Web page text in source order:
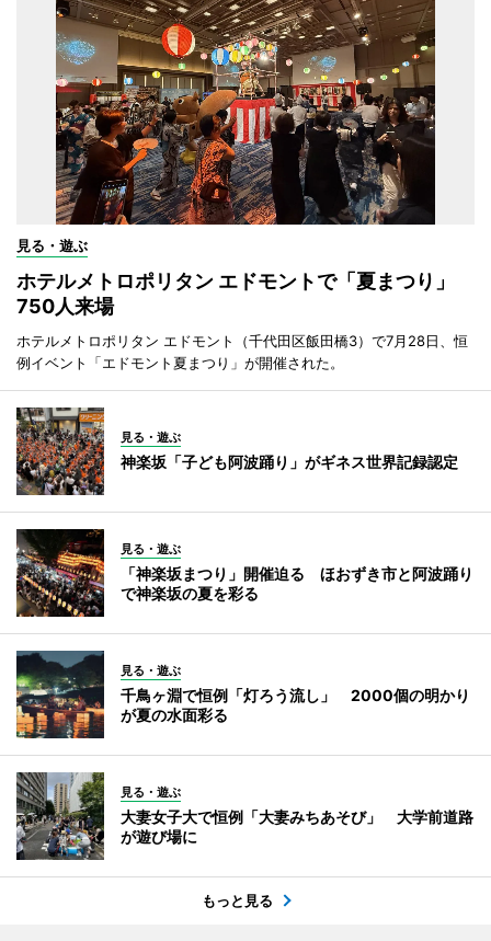
見る・遊ぶ
ホテルメトロポリタン エドモントで「夏まつり」
750人来場
ホテルメトロポリタン エドモント（千代田区飯田橋3）で7月28日、恒
例イベント「エドモント夏まつり」が開催された。
見る・遊ぶ
神楽坂「子ども阿波踊り」がギネス世界記録認定
見る・遊ぶ
「神楽坂まつり」開催迫る ほおずき市と阿波踊り
で神楽坂の夏を彩る
見る・遊ぶ
千鳥ヶ淵で恒例「灯ろう流し」 2000個の明かり
が夏の水面彩る
見る・遊ぶ
大妻女子大で恒例「大妻みちあそび」 大学前道路
が遊び場に
もっと見る